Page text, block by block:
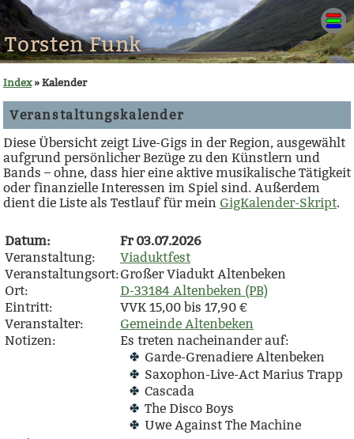
Torsten Funk
Index» Kalender
Veranstaltungskalender
Diese Übersicht zeigt Live-Gigs in der Region, ausgewählt
aufgrund persönlicher Bezüge zu den Künstlern und
Bands – ohne, dass hier eine aktive musikalische Tätigkeit
oder finanzielle Interessen im Spiel sind. Außerdem
dient die Liste als Testlauf für mein GigKalender-Skript.
Datum:
Fr 03.07.2026
Veranstaltung:
Viaduktfest
Veranstaltungsort:Großer Viadukt Altenbeken
Ort:
D-33184 Altenbeken (PB)
Eintritt:
VVK 15,00 bis 17,90 €
Veranstalter:
Gemeinde Altenbeken
Notizen:
Es treten nacheinander auf:
Garde-Grenadiere Altenbeken
Saxophon-Live-Act Marius Trapp
Cascada
The Disco Boys
Uwe Against The Machine